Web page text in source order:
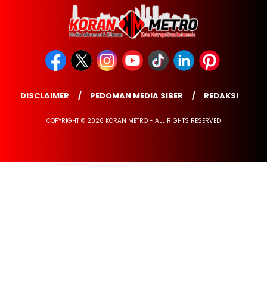
DISCLAIMER PEDOMAN MEDIA SIBER REDAKSI
COPYRIGHT © 2026 KORAN METRO - ALL RIGHTS RESERVED